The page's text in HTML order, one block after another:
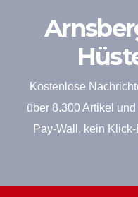
Kostenlose
über 8.300 Artikel
Pay-Wall, kein